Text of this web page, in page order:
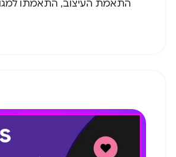
התאמת העיצוב, התאמתו